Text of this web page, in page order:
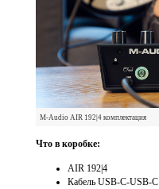
M-Audio AIR 192|4 комплектация
Что в коробке:
AIR 192|4
Кабель USB-C-USB-C